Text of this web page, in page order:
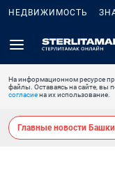
НЕДВИЖИМОСТЬ
На информационном ресурсе
файлы. Оставаясь на сайте, вы
согласиена их использование.
Главные новости